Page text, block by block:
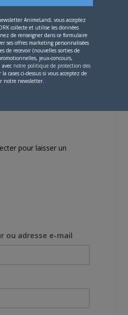
0
: «
pour laisser un
ou adresse e-mail
AnimeLand, vous acceptez
collecte et utilise les données
de renseigner dans ce formulaire
ses offres marketing personnalisées
de recevoir (nouvelles sorties de
jeux-concours,
notre politique de protection des
cases ci-dessus si vous acceptez de
notre newsletter.